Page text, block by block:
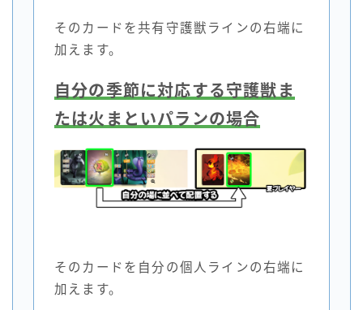
そのカードを共有守護獣ラインの右端に
加えます。
自分の季節に対応する守護獣ま
たは火まといパランの場合
そのカードを自分の個人ラインの右端に
加えます。